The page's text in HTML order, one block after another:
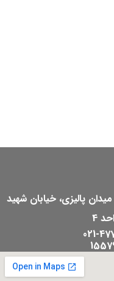
پالیزی، خیابان شهید